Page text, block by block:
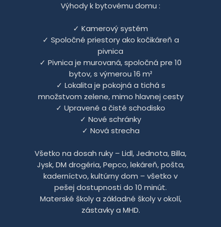
Výhody k bytovému domu :
✓ Kamerový systém
✓ Spoločné priestory ako kočikáreň a
pivnica
✓ Pivnica je murovaná, spoločná pre 10
bytov, s výmerou 16 m²
✓ Lokalita je pokojná a tichá s
množstvom zelene, mimo hlavnej cesty
✓ Upravené a čisté schodisko
✓ Nové schránky
✓ Nová strecha
Všetko na dosah ruky – Lidl, Jednota, Billa,
Jysk, DM drogéria, Pepco, lekáreň, pošta,
kaderníctvo, kultúrny dom – všetko v
pešej dostupnosti do 10 minút.
Materské školy a základné školy v okolí,
zástavky a MHD.